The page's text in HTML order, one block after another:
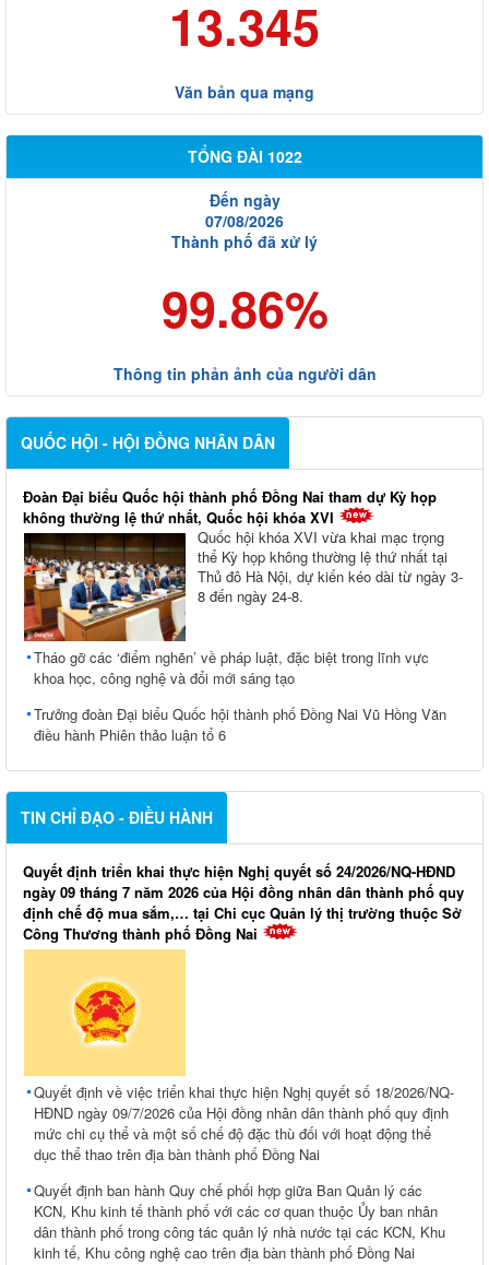
13.345
Văn bản qua mạng
TỔNG ĐÀI 1022
Đến ngày
07/08/2026
Thành phố đã xử lý
99.86%
Thông tin phản ảnh của người dân
QUỐC HỘI - HỘI ĐỒNG NHÂN DÂN
Đoàn Đại biểu Quốc hội thành phố Đồng Nai tham dự Kỳ họp
không thường lệ thứ nhất, Quốc hội khóa XVI
Quốc hội khóa XVI vừa khai mạc trọng
thể Kỳ họp không thường lệ thứ nhất tại
Thủ đô Hà Nội, dự kiến kéo dài từ ngày 3-
8 đến ngày 24-8.
Tháo gỡ các ‘điểm nghẽn’ về pháp luật, đặc biệt trong lĩnh vực
khoa học, công nghệ và đổi mới sáng tạo
Trưởng đoàn Đại biểu Quốc hội thành phố Đồng Nai Vũ Hồng Văn
điều hành Phiên thảo luận tổ 6
TIN CHỈ ĐẠO - ĐIỀU HÀNH
Quyết định triển khai thực hiện Nghị quyết số 24/2026/NQ-HĐND
ngày 09 tháng 7 năm 2026 của Hội đồng nhân dân thành phố quy
định chế độ mua sắm,… tại Chi cục Quản lý thị trường thuộc Sở
Công Thương thành phố Đồng Nai
Quyết định về việc triển khai thực hiện Nghị quyết số 18/2026/NQ-
HĐND ngày 09/7/2026 của Hội đồng nhân dân thành phố quy định
mức chi cụ thể và một số chế độ đặc thù đối với hoạt động thể
dục thể thao trên địa bàn thành phố Đồng Nai
Quyết định ban hành Quy chế phối hợp giữa Ban Quản lý các
KCN, Khu kinh tế thành phố với các cơ quan thuộc Ủy ban nhân
dân thành phố trong công tác quản lý nhà nước tại các KCN, Khu
kinh tế, Khu công nghệ cao trên địa bàn thành phố Đồng Nai